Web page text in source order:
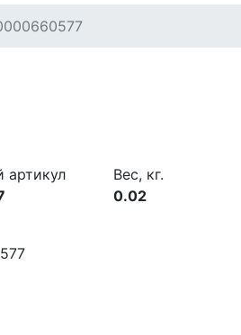
артикул
Вес, кг.
0.02